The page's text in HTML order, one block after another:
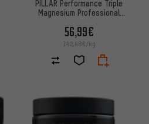
PILLAR Performance Triple
Magnesium Professional
56,99€
142,48€/kg